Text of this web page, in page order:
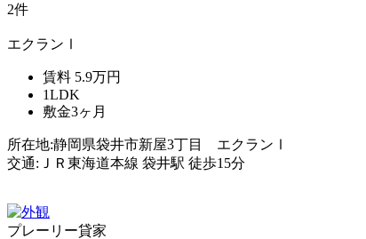
2件
エクランⅠ
賃料 5.9万円
1LDK
敷金3ヶ月
所在地:静岡県袋井市新屋3丁目 エクランⅠ
交通:ＪＲ東海道本線 袋井駅 徒歩15分
プレーリー貸家